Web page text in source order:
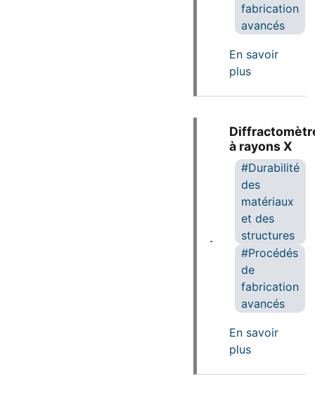
fabrication
avancés
En savoir
plussur Centre
à rayons X
Durabilité
des
matériaux
et des
structures
Procédés
de
fabrication
avancés
En savoir
plussur